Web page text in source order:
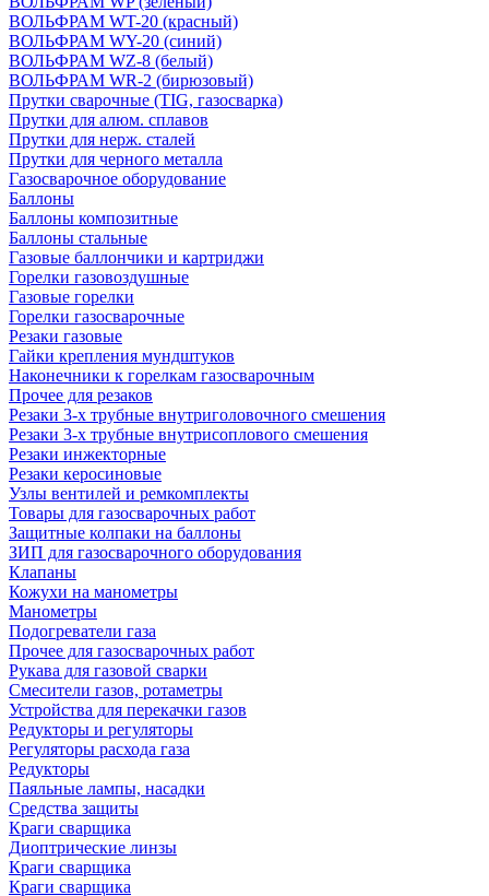
ВОЛЬФРАМ WT-20 (красный)
ВОЛЬФРАМ WY-20 (синий)
ВОЛЬФРАМ WZ-8 (белый)
ВОЛЬФРАМ WR-2 (бирюзовый)
Прутки сварочные (TIG, газосварка)
Прутки для алюм. сплавов
Прутки для нерж. сталей
Прутки для черного металла
Газосварочное оборудование
Баллоны
Баллоны композитные
Баллоны стальные
Газовые баллончики и картриджи
Горелки газовоздушные
Газовые горелки
Горелки газосварочные
Резаки газовые
Гайки крепления мундштуков
Наконечники к горелкам газосварочным
Прочее для резаков
Резаки 3-х трубные внутриголовочного смешения
Резаки 3-х трубные внутрисоплового смешения
Резаки инжекторные
Резаки керосиновые
Узлы вентилей и ремкомплекты
Товары для газосварочных работ
Защитные колпаки на баллоны
ЗИП для газосварочного оборудования
Клапаны
Кожухи на манометры
Манометры
Подогреватели газа
Прочее для газосварочных работ
Рукава для газовой сварки
Смесители газов, ротаметры
Устройства для перекачки газов
Редукторы и регуляторы
Регуляторы расхода газа
Редукторы
Паяльные лампы, насадки
Средства защиты
Краги сварщика
Диоптрические линзы
Краги сварщика
Краги сварщика